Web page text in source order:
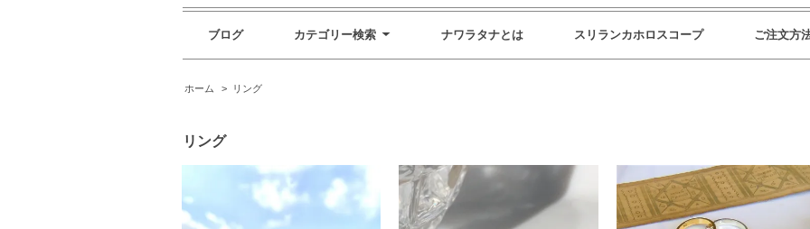
ブログ カテゴリー検索 ナワラタナとは スリランカホロスコープ ご注文方
ホーム > リング
リング